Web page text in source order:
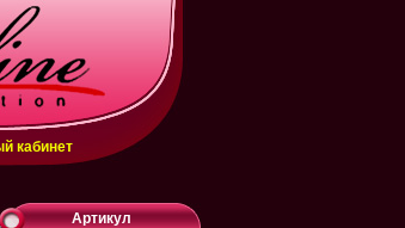
кабинет
belarusachka@inbox.ru или в WhatsApp
Артикул